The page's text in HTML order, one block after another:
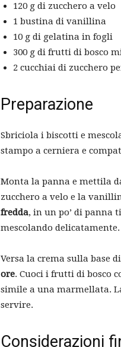
120 g di zucchero a velo
1 bustina di vanillina
10 g di gelatina in fogli
300 g di frutti di bosco
2 cucchiai di zucchero
Preparazione
Sbriciola i biscotti e
stampo a cerniera e
Monta la panna e mettila
zucchero a velo e la
fredda, in un po’ di panna
mescolando delicatamente.
Versa la crema sulla base
ore. Cuoci i frutti di bosco
simile a una marmellata.
servire.
Considerazioni